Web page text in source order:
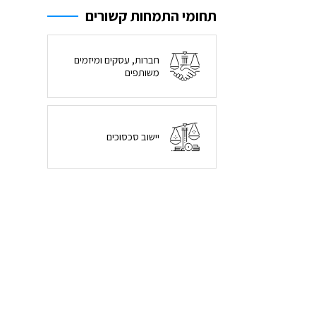
תחומי התמחות קשורים
חברות, עסקים ומיזמים
משותפים
יישוב סכסוכים